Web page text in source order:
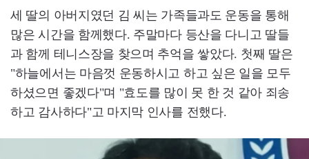
세 딸의 아버지였던 김 씨는 가족들과도 운동을 통해
많은 시간을 함께했다. 주말마다 등산을 다니고 딸들
과 함께 테니스장을 찾으며 추억을 쌓았다. 첫째 딸은
"하늘에서는 마음껏 운동하시고 하고 싶은 일을 모두
하셨으면 좋겠다"며 "효도를 많이 못 한 것 같아 죄송
하고 감사하다"고 마지막 인사를 전했다.